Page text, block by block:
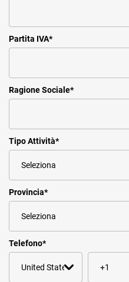
Partita IVA*
Ragione Sociale*
Tipo Attività*
Provincia*
Telefono*